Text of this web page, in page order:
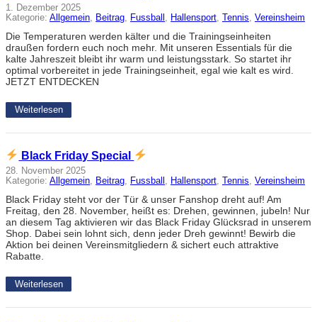
1. Dezember 2025
Kategorie: Allgemein, Beitrag, Fussball , Hallensport, Tennis, Vereinsheim
Die Temperaturen werden kälter und die Trainingseinheiten
draußen fordern euch noch mehr. Mit unseren Essentials für die
kalte Jahreszeit bleibt ihr warm und leistungsstark. So startet ihr
optimal vorbereitet in jede Trainingseinheit, egal wie kalt es wird.
JETZT ENTDECKEN
Weiterlesen
Black Friday Special
28. November 2025
Kategorie: Allgemein, Beitrag, Fussball , Hallensport, Tennis, Vereinsheim
Black Friday steht vor der Tür & unser Fanshop dreht auf! Am
Freitag, den 28. November, heißt es: Drehen, gewinnen, jubeln! Nur
an diesem Tag aktivieren wir das Black Friday Glücksrad in unserem
Shop. Dabei sein lohnt sich, denn jeder Dreh gewinnt! Bewirb die
Aktion bei deinen Vereinsmitgliedern & sichert euch attraktive
Rabatte.
Weiterlesen